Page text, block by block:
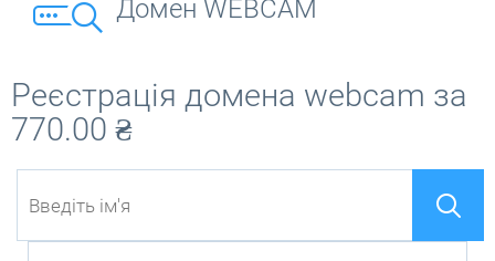
Домен WEBCAM
Реєстрація домена webcam за
770.00 ₴